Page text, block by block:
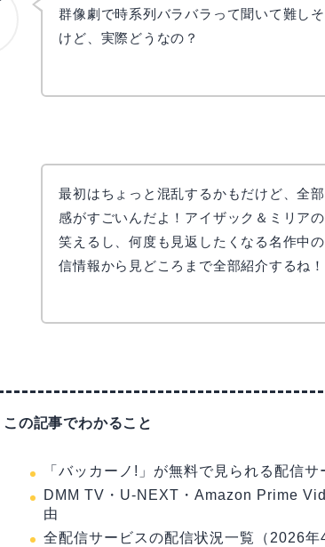
群像劇で時系列バラバラって聞いて難し
けど、実際どうなの？
最初はちょっと混乱するかもだけど、全
感がすごいんだよ！アイザック＆ミリア
笑えるし、何度も見返したくなる名作中
信情報から見どころまで全部紹介するね！
この記事でわかること
「バッカーノ!」が無料で見られる配信
DMM TV・U-NEXT・Amazon Prime
由
全配信サービスの配信状況一覧（2026年